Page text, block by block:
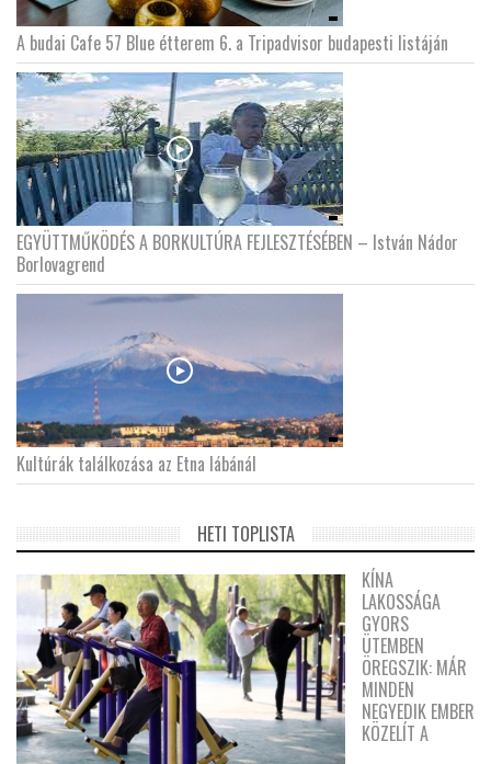
A budai Cafe 57 Blue étterem 6. a Tripadvisor budapesti listáján
EGYÜTTMŰKÖDÉS A BORKULTÚRA FEJLESZTÉSÉBEN – István Nádor
Borlovagrend
Kultúrák találkozása az Etna lábánál
HETI TOPLISTA
KÍNA
LAKOSSÁGA
GYORS
ÜTEMBEN
ÖREGSZIK: MÁR
MINDEN
NEGYEDIK EMBER
KÖZELÍT A